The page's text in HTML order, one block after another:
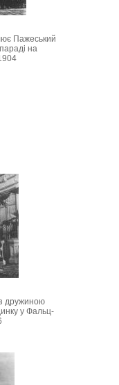
Пажеський
на
дружиною
у Фальц-